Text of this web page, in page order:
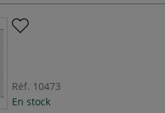
Réf. 10473
En stock